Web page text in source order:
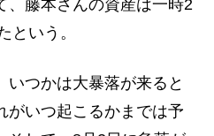
藤本さんの資産は一時2
という。
いつかは大暴落が来ると
がいつ起こるかまでは予